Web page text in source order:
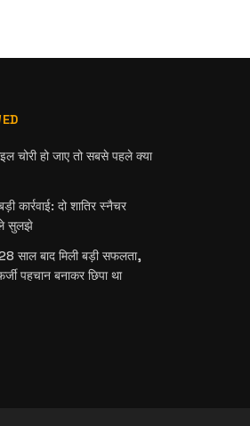
चोरी हो जाए तो सबसे पहले क्या
कार्रवाई: दो शातिर स्नैचर
सुलझे
साल बाद मिली बड़ी सफलता,
पहचान बनाकर छिपा था